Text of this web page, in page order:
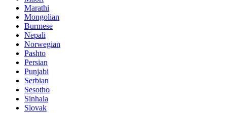
Marathi
Mongolian
Burmese
Nepali
Norwegian
Pashto
Persian
Punjabi
Serbian
Sesotho
Sinhala
Slovak